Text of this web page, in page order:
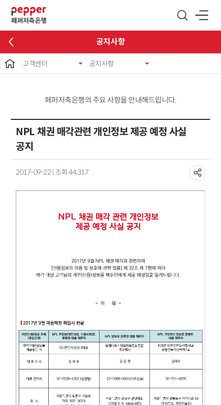
공지사항
고객센터 공지사항
페퍼저축은행의 주요 사항을 안내해드립니다.
NPL 채권 매각관련 개인정보 제공 예정 사실
공지
2017-09-22 | 조회 44,317